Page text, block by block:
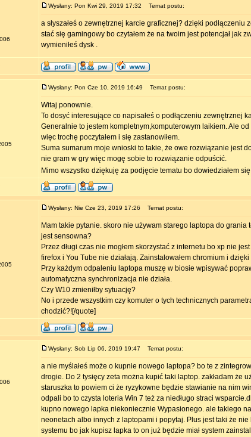
Wysłany: Pon Kwi 29, 2019 17:32 Temat postu:
a słyszałeś o zewnętrznej karcie graficznej? dzięki podłączeniu
stać się gamingowy bo czytałem że na twoim jest potencjał jak
wymieniłeś dysk .
Wysłany: Pon Cze 10, 2019 16:49 Temat postu:
Witaj ponownie.
To dosyć interesujące co napisałeś o podłączeniu zewnętrznej
Generalnie to jestem kompletnym,komputerowym laikiem. Ale
więc trochę poczytałem i się zastanowiłem.
Suma sumarum moje wnioski to takie, że owe rozwiązanie jest
nie gram w gry więc mogę sobie to rozwiązanie odpuścić.
Mimo wszystko dziękuję za podjęcie tematu bo dowiedziałem
Wysłany: Nie Cze 23, 2019 17:26 Temat postu:
Mam takie pytanie. skoro nie używam starego laptopa do grania
jest sensowna?
Przez długi czas nie mogłem skorzystać z internetu bo xp nie
firefox i You Tube nie działają. Zainstalowałem chromium i
Przy każdym odpaleniu laptopa muszę w biosie wpisywać
automatyczna synchronizacja nie działa.
Czy W10 zmieniłby sytuację?
No i przede wszystkim czy komuter o tych technicznych
chodzić?![/quote]
Wysłany: Sob Lip 06, 2019 19:47 Temat postu:
a nie myślałeś może o kupnie nowego laptopa? bo te z
drogie. Do 2 tysięcy zeta można kupić taki laptop. zakładam że
staruszka to powiem ci że ryzykowne będzie stawianie na nim
odpali bo to czysta loteria Win 7 też za niedługo straci
kupno nowego lapka niekoniecznie Wypasionego. ale takiego
neonetach albo innych z laptopami i popytaj. Plus jest taki że nie
systemu bo jak kupisz lapka to on już będzie miał system